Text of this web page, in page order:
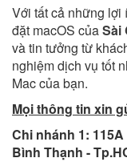
Với tất cả những lợi
đặt macOS củaSài
và tin tưởng từ
nghiệm dịch vụ tốt
Mac của bạn.
Mọi thông tin xin
Chi nhánh 1:
Bình Thạnh -